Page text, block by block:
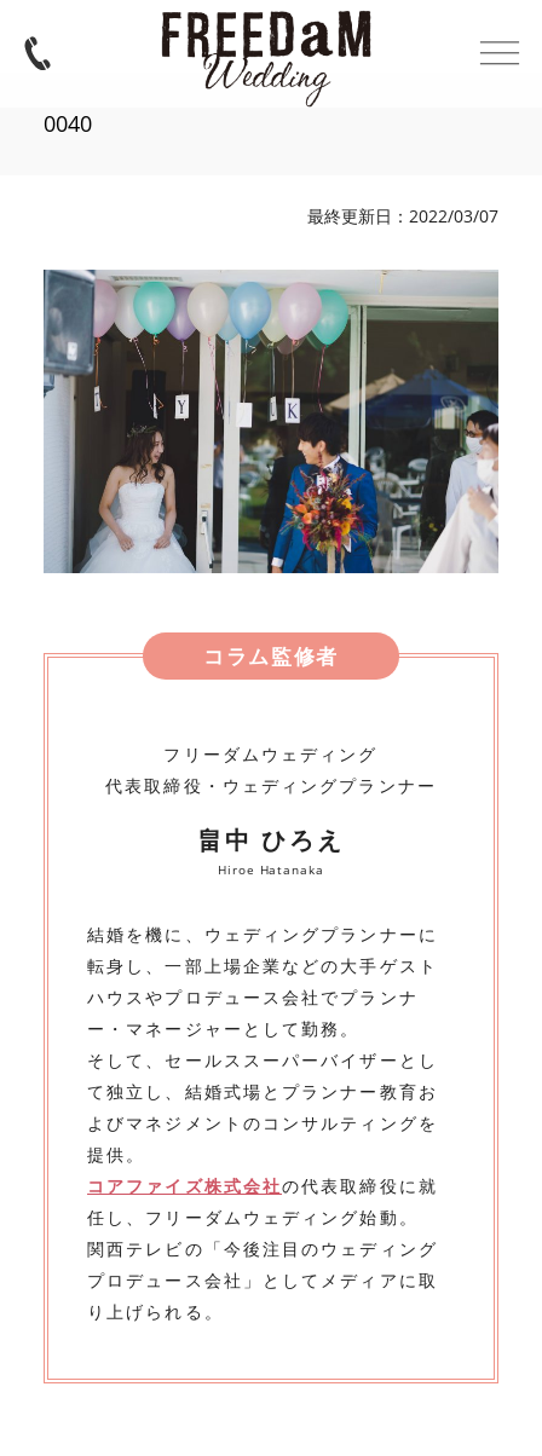
0040
最終更新日：2022/03/07
コラム監修者
フリーダムウェディング
代表取締役・ウェディングプランナー
畠中 ひろえ
Hiroe Hatanaka
結婚を機に、ウェディングプランナーに
転身し、一部上場企業などの大手ゲスト
ハウスやプロデュース会社でプランナ
ー・マネージャーとして勤務。
そして、セールススーパーバイザーとし
て独立し、結婚式場とプランナー教育お
よびマネジメントのコンサルティングを
提供。
コアファイズ株式会社の代表取締役に就
任し、フリーダムウェディング始動。
関西テレビの「今後注目のウェディング
プロデュース会社」としてメディアに取
り上げられる。